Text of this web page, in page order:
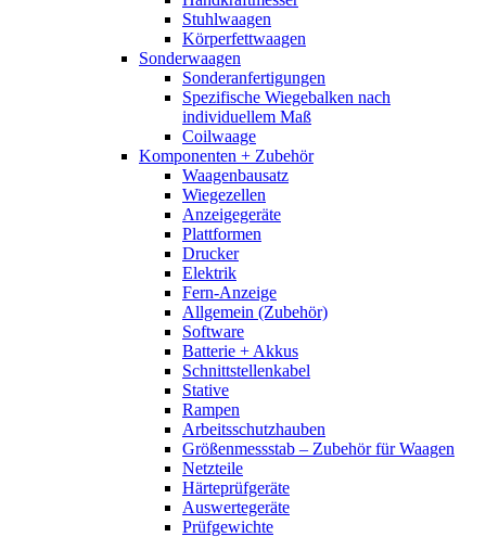
Stuhlwaagen
Körperfettwaagen
Sonderwaagen
Sonderanfertigungen
Spezifische Wiegebalken nach
individuellem Maß
Coilwaage
Komponenten + Zubehör
Waagenbausatz
Wiegezellen
Anzeigegeräte
Plattformen
Drucker
Elektrik
Fern-Anzeige
Allgemein (Zubehör)
Software
Batterie + Akkus
Schnittstellenkabel
Stative
Rampen
Arbeitsschutzhauben
Größenmessstab – Zubehör für Waagen
Netzteile
Härteprüfgeräte
Auswertegeräte
Prüfgewichte